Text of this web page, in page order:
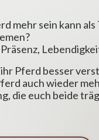
mehr sein kann als
Pferd besser
auch wieder
die euch beide